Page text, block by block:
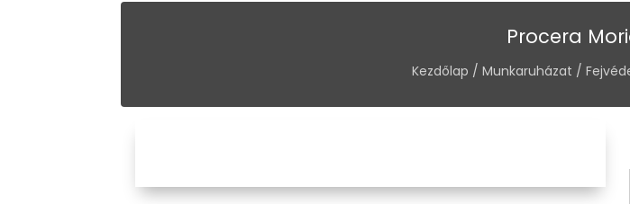
Procera
Kezdőlap / Munkaruházat /